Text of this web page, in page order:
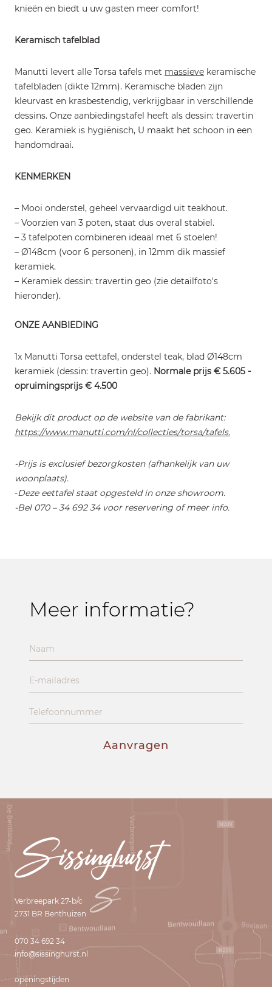
knieën en biedt u uw gasten meer comfort!
Keramisch tafelblad
Manutti levert alle Torsa tafels met massieve keramische
tafelbladen (dikte 12mm). Keramische bladen zijn
kleurvast en krasbestendig, verkrijgbaar in verschillende
dessins. Onze aanbiedingstafel heeft als dessin: travertin
geo. Keramiek is hygiënisch, U maakt het schoon in een
handomdraai.
KENMERKEN
– Mooi onderstel, geheel vervaardigd uit teakhout.
– Voorzien van 3 poten, staat dus overal stabiel.
– 3 tafelpoten combineren ideaal met 6 stoelen!
– Ø148cm (voor 6 personen), in 12mm dik massief
keramiek.
– Keramiek dessin: travertin geo (zie detailfoto's
hieronder).
ONZE AANBIEDING
1x Manutti Torsa eettafel, onderstel teak, blad Ø148cm
keramiek (dessin: travertin geo). Normale prijs € 5.605 -
opruimingsprijs € 4.500
Bekijk dit product op de website van de fabrikant:
https://www.manutti.com/nl/collecties/torsa/tafels.
-Prijs is exclusief bezorgkosten (afhankelijk van uw
woonplaats).
-Deze eettafel staat opgesteld in onze showroom.
-Bel 070 – 34 692 34 voor reservering of meer info.
Meer informatie?
Aanvragen
Verbreepark 27-b/c
2731 BR Benthuizen
070 34 692 34
info@sissinghurst.nl
openingstijden